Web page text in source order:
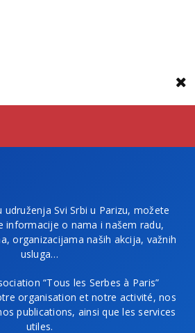
Svi Srbi u Parizu, možete
informacije o nama i našem radu,
organizacijama naših akcija, važnih
usluga…
“Tous les Serbes à Paris”
organisation et notre activité, nos
publications, ainsi que les services
utiles.